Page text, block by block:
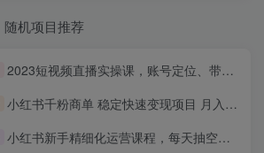
免费投稿专区，先看要求在投稿！！！ 头条托管懒人项目，每天仅需10分钟，月入2000+，纯无脑操作，手机就能操作【揭秘】
随机项目推荐
2023短视频直播实操课，账号定位、带货账号搭建、选品等
小红书千粉商单 稳定快速变现项目 月入过万
小红书新手精细化运营课程，每天抽空操作三小时，零基础小白轻松上手